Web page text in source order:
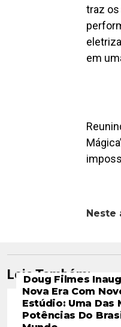
traz os
em
Neste
Leia Também:
Doug Filmes
Nova Era Com
Estúdio: Uma Das
Potências Do